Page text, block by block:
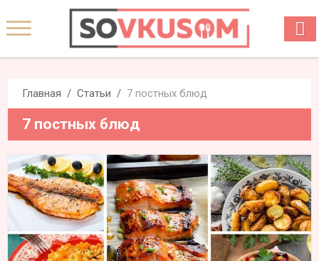
Главная Статьи 7 постных блюд
7 постных блюд